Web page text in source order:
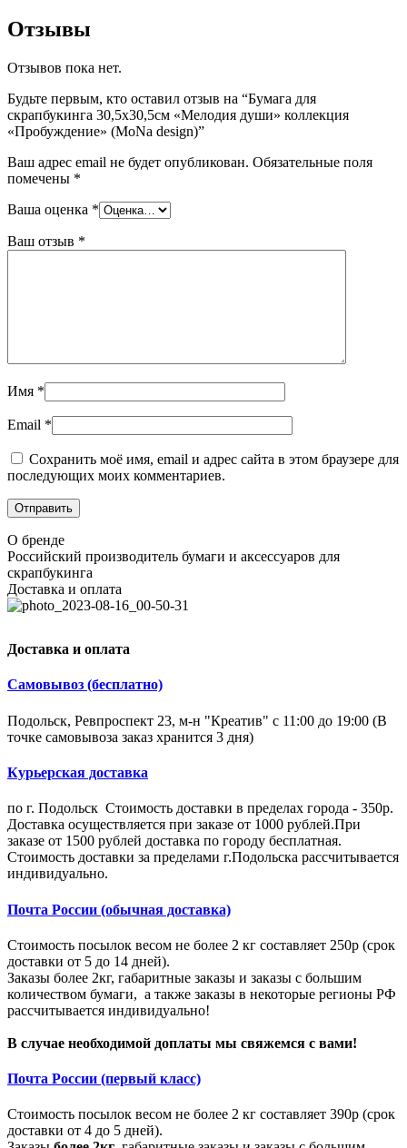
Отзывы
Отзывов пока нет.
Будьте первым, кто оставил отзыв на “Бумага для
скрапбукинга 30,5х30,5см «Мелодия души» коллекция
«Пробуждение» (MoNa design)”
Ваш адрес email не будет опубликован. Обязательные поля
помечены *
Ваша оценка *
Ваш отзыв *
Имя *
Email *
Сохранить моё имя, email и адрес сайта в этом браузере для
последующих моих комментариев.
О бренде
Российский производитель бумаги и аксессуаров для
скрапбукинга
Доставка и оплата
Доставка и оплата
Самовывоз (бесплатно)
Подольск, Ревпроспект 23, м-н "Креатив" с 11:00 до 19:00 (В
точке самовывоза заказ хранится 3 дня)
Курьерская доставка
по г. Подольск Стоимость доставки в пределах города - 350р.
Доставка осуществляется при заказе от 1000 рублей.При
заказе от 1500 рублей доставка по городу бесплатная.
Стоимость доставки за пределами г.Подольска рассчитывается
индивидуально.
Почта России (обычная доставка)
Стоимость посылок весом не более 2 кг составляет 250р (срок
доставки от 5 до 14 дней).
Заказы более 2кг, габаритные заказы и заказы с большим
количеством бумаги, а также заказы в некоторые регионы РФ
рассчитывается индивидуально!
В случае необходимой доплаты мы свяжемся с вами!
Почта России (первый класс)
Стоимость посылок весом не более 2 кг составляет 390р (срок
доставки от 4 до 5 дней).